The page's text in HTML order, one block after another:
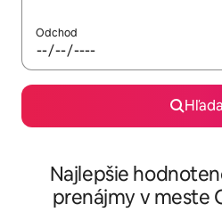
Odchod
Najlepšie
prenájmy v meste